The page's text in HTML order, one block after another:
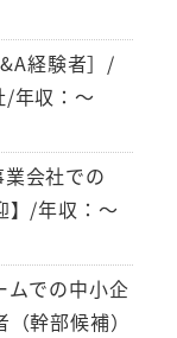
経験者］/
/年収：～
会社での
】/年収：～
ムでの中小企
幹部候補）